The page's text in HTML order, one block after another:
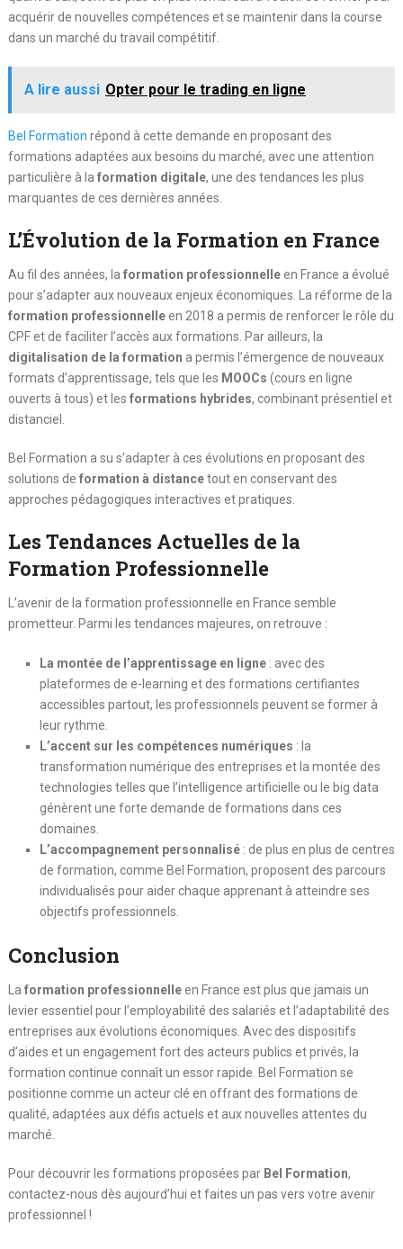
acquérir de nouvelles compétences et se maintenir dans la course
dans un marché du travail compétitif.
A lire aussi Opter pour le trading en ligne
Bel Formation répond à cette demande en proposant des
formations adaptées aux besoins du marché, avec une attention
particulière à la formation digitale, une des tendances les plus
marquantes de ces dernières années.
L’Évolution de la Formation en France
Au fil des années, la formation professionnelleen France a évolué
pour s’adapter aux nouveaux enjeux économiques. La réforme de la
formation professionnelleen 2018 a permis de renforcer le rôle du
CPF et de faciliter l’accès aux formations. Par ailleurs, la
digitalisation de la formation a permis l’émergence de nouveaux
formats d’apprentissage, tels que les MOOCs (cours en ligne
ouverts à tous) et les formations hybrides, combinant présentiel et
distanciel.
Bel Formation a su s’adapter à ces évolutions en proposant des
solutions de formation à distancetout en conservant des
approches pédagogiques interactives et pratiques.
Les Tendances Actuelles de la
Formation Professionnelle
L’avenir de la formation professionnelle en France semble
prometteur. Parmi les tendances majeures, on retrouve :
La montée de l’apprentissage en ligne: avec des
plateformes de e-learning et des formations certifiantes
accessibles partout, les professionnels peuvent se former à
leur rythme.
L’accent sur les compétences numériques : la
transformation numérique des entreprises et la montée des
technologies telles que l’intelligence artificielle ou le big data
génèrent une forte demande de formations dans ces
domaines.
L’accompagnement personnalisé: de plus en plus de centres
de formation, comme Bel Formation, proposent des parcours
individualisés pour aider chaque apprenant à atteindre ses
objectifs professionnels.
Conclusion
La formation professionnelleen France est plus que jamais un
levier essentiel pour l’employabilité des salariés et l’adaptabilité des
entreprises aux évolutions économiques. Avec des dispositifs
d’aides et un engagement fort des acteurs publics et privés, la
formation continue connaît un essor rapide. Bel Formation se
positionne comme un acteur clé en offrant des formations de
qualité, adaptées aux défis actuels et aux nouvelles attentes du
marché.
Pour découvrir les formations proposées par Bel Formation,
contactez-nous dès aujourd’hui et faites un pas vers votre avenir
professionnel !